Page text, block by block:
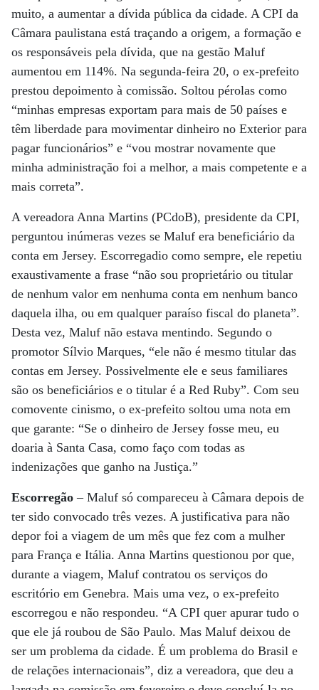
muito, a aumentar a dívida pública da cidade. A CPI da
Câmara paulistana está traçando a origem, a formação e
os responsáveis pela dívida, que na gestão Maluf
aumentou em 114%. Na segunda-feira 20, o ex-prefeito
prestou depoimento à comissão. Soltou pérolas como
“minhas empresas exportam para mais de 50 países e
têm liberdade para movimentar dinheiro no Exterior para
pagar funcionários” e “vou mostrar novamente que
minha administração foi a melhor, a mais competente e a
mais correta”.
A vereadora Anna Martins (PCdoB), presidente da CPI,
perguntou inúmeras vezes se Maluf era beneficiário da
conta em Jersey. Escorregadio como sempre, ele repetiu
exaustivamente a frase “não sou proprietário ou titular
de nenhum valor em nenhuma conta em nenhum banco
daquela ilha, ou em qualquer paraíso fiscal do planeta”.
Desta vez, Maluf não estava mentindo. Segundo o
promotor Sílvio Marques, “ele não é mesmo titular das
contas em Jersey. Possivelmente ele e seus familiares
são os beneficiários e o titular é a Red Ruby”. Com seu
comovente cinismo, o ex-prefeito soltou uma nota em
que garante: “Se o dinheiro de Jersey fosse meu, eu
doaria à Santa Casa, como faço com todas as
indenizações que ganho na Justiça.”
Escorregão – Maluf só compareceu à Câmara depois de
ter sido convocado três vezes. A justificativa para não
depor foi a viagem de um mês que fez com a mulher
para França e Itália. Anna Martins questionou por que,
durante a viagem, Maluf contratou os serviços do
escritório em Genebra. Mais uma vez, o ex-prefeito
escorregou e não respondeu. “A CPI quer apurar tudo o
que ele já roubou de São Paulo. Mas Maluf deixou de
ser um problema da cidade. É um problema do Brasil e
de relações internacionais”, diz a vereadora, que deu a